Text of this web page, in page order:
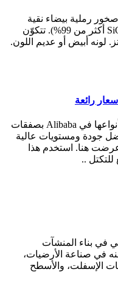
رملية بيضاء نقية
تحتوي على نسبة عالية من السليكا (SiO2 أكثر من 99%). تتكوّن
لونه أبيض أو عديم اللون.
رائعة
ص. تتوفر الرمال السيليكا للبيع بجميع أنواعها في Alibaba بصفقات
جودة ومستويات عالية
هنا. استخدم هذا
..
في بناء المنشآت
في صناعة الأرضيات،
الإسفلت، والأسطح